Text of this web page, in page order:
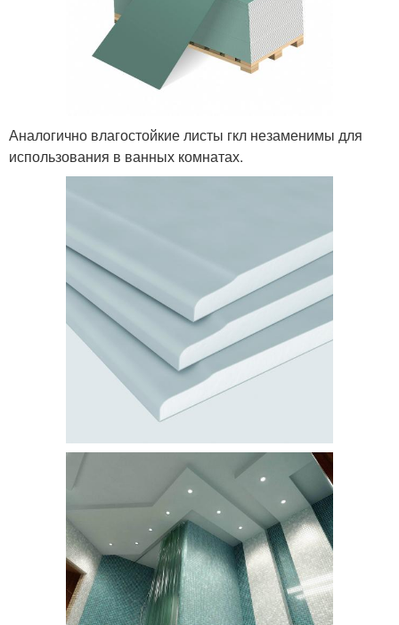
Аналогично влагостойкие листы гкл незаменимы для
использования в ванных комнатах.